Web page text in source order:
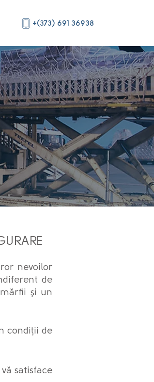
+(373) 691 36938
nevoilor
de
şi un
condiții de
satisface